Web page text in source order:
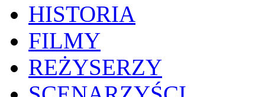
HISTORIA
FILMY
REŻYSERZY